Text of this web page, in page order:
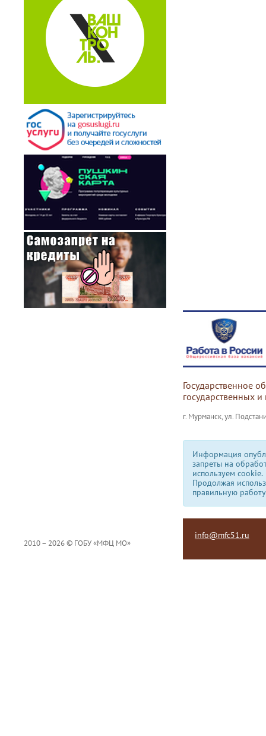
Государственное
государственных
г. Мурманск, ул.
Информация
запреты на
используем сookie.
Продолжая
правильную
2010 – 2026 © ГОБУ «МФЦ МО»
info@mfc51.ru